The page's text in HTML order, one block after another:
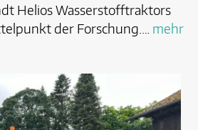
Helios Wasserstofftraktors
der Forschung.… mehr